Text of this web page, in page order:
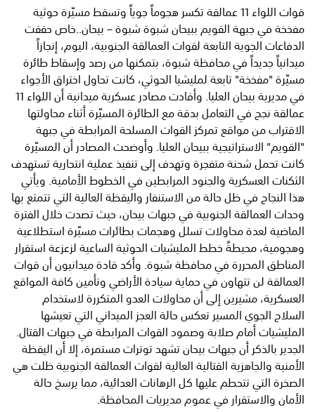
قوات اللواء 11 عمالقة تكسر هجوماً جوياً وتسقط مسيّرة حوثية
مفخخة في جبهة القويم ببيحان شبوة شبوة – بيحان..خاص حققت
الدفاعات الجوية التابعة لقوات العمالقة الجنوبية، اليوم، إنجازاً
ميدانياً جديداً في محافظة شبوة، بتمكنها من رصد وإسقاط طائرة
مسيّرة "مفخخة" تابعة لمليشيا الحوثي، كانت تحاول اختراق الأجواء
في مديرية بيحان العليا. وأفادت مصادر عسكرية ميدانية أن اللواء 11
عمالقة نجح في التعامل بدقة مع الطائرة المسيّرة أثناء محاولتها
الاقتراب من مواقع تمركز القوات المسلحة المرابطة في جبهة
"القويم" الاستراتيجية ببيحان العليا. وأوضحت المصادر أن المسيّرة
كانت تحمل شحنة متفجرة وتهدف إلى تنفيذ عملية انتحارية تستهدف
الثكنات العسكرية والجنود المرابطين في الخطوط الأمامية. ويأتي
هذا النجاح في ظل حالة من الاستنفار واليقظة العالية التي تتمتع بها
وحدات العمالقة الجنوبية في جبهات بيحان، حيث تصدت خلال الفترة
الماضية لعدة محاولات تسلل وهجمات بطائرات مسيّرة استطلاعية
وهجومية، محبطةً خطط المليشيات الحوثية الساعية لزعزعة استقرار
المناطق المحررة في محافظة شبوة. وأكد قادة ميدانيون أن قوات
العمالقة لن تتهاون في حماية سيادة الأراضي وتأمين كافة المواقع
العسكرية، مشيرين إلى أن محاولات العدو المتكررة لاستخدام
السلاح الجوي المسير تعكس حالة العجز الميداني التي تعيشها
المليشيات أمام صلابة وصمود القوات المرابطة في جبهات القتال.
الجدير بالذكر أن جبهات بيحان تشهد توترات مستمرة، إلا أن اليقظة
الأمنية والجاهزية القتالية العالية لقوات العمالقة الجنوبية ظلت هي
الصخرة التي تتحطم عليها كل الرهانات العدائية، مما يرسخ حالة
الأمان والاستقرار في عموم مديريات المحافظة.